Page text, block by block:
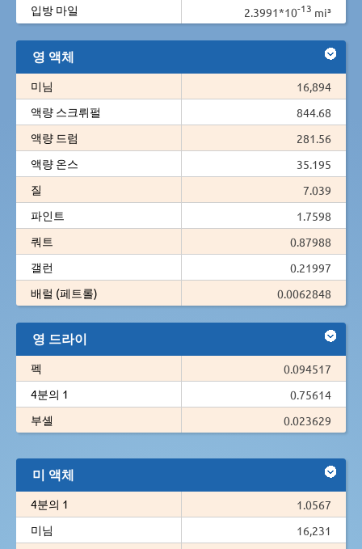
입방 마일
2.3991*10-13 mi³
영 액체
미님
16,894
액량 스크뤼펄
844.68
액량 드럼
281.56
액량 온스
35.195
질
7.039
파인트
1.7598
쿼트
0.87988
갤런
0.21997
배럴 (페트롤)
0.0062848
영 드라이
펙
0.094517
4분의 1
0.75614
부셸
0.023629
미 액체
4분의 1
1.0567
미님
16,231